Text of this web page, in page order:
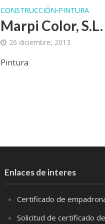
CONSTRUCCIÓN•PINTURA
Marpi Color, S.L.
26 diciembre, 2013
Pintura
Enlaces de interes
Certificado de
Solicitud de certificado de